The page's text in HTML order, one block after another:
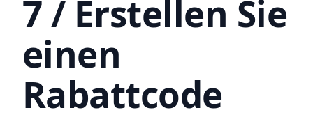
7 / Erstellen Sie
einen
Rabattcode